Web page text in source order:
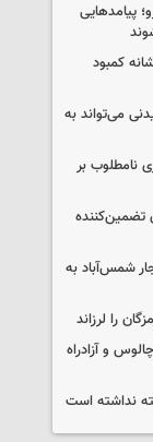
پیامدهایی
چه پیامی دارد؟ ۵ نشانه کمبود
می‌تواند به
نامطلوب بر
تضمین‌کننده
شمس‌آباد به
و آزادراه
نداشته است